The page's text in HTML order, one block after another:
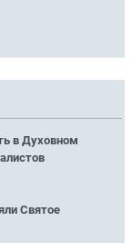
в Духовном
Святое